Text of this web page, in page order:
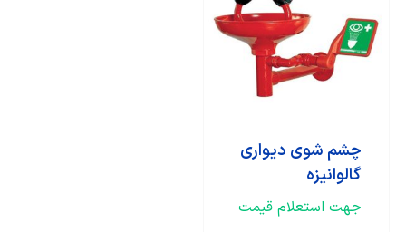
چشم شوی دیواری
گالوانیزه
جهت استعلام قیمت